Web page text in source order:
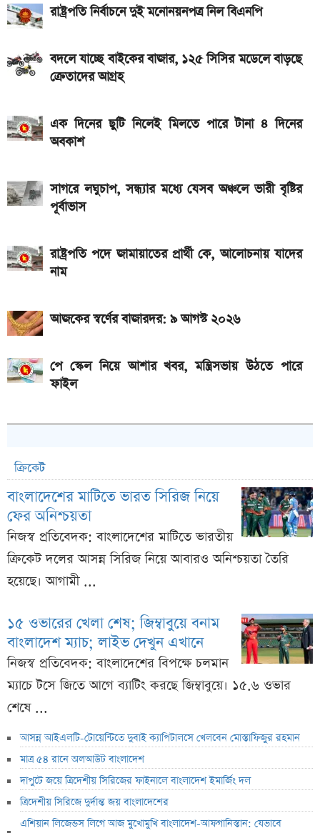
iQOO Z11-এ থাকছে ৬.৮৩ ইঞ্চির কার্ভড AMOLED
ডিসপ্লে, থাকছে সরু ফ্রেম
৭৫০০mAh ব্যাটারি নিয়ে বাজারে এলো Redmi 17 5G
দেশের বাজারে আজ ১৮, ২১ ও ২২ ক্যারেট একভরি সোনার
রাষ্ট্রপতি নির্বাচনে দুই মনোনয়নপত্র নিল বিএনপি
বদলে যাচ্ছে বাইকের বাজার, ১২৫ সিসির মডেলে বাড়ছে
ক্রেতাদের আগ্রহ
এক দিনের ছুটি নিলেই মিলতে পারে টানা ৪ দিনের
অবকাশ
সাগরে লঘুচাপ, সন্ধ্যার মধ্যে যেসব অঞ্চলে ভারী বৃষ্টির
পূর্বাভাস
রাষ্ট্রপতি পদে জামায়াতের প্রার্থী কে, আলোচনায় যাদের
নাম
আজকের স্বর্ণের বাজারদর: ৯ আগস্ট ২০২৬
পে স্কেল নিয়ে আশার খবর, মন্ত্রিসভায় উঠতে পারে
ফাইল
ক্রিকেট
বাংলাদেশের মাটিতে ভারত সিরিজ নিয়ে
ফের অনিশ্চয়তা
নিজস্ব প্রতিবেদক: বাংলাদেশের মাটিতে ভারতীয়
ক্রিকেট দলের আসন্ন সিরিজ নিয়ে আবারও অনিশ্চয়তা তৈরি
হয়েছে। আগামী ...
১৫ ওভারের খেলা শেষ; জিম্বাবুয়ে বনাম
বাংলাদেশ ম্যাচ; লাইভ দেখুন এখানে
নিজস্ব প্রতিবেদক: বাংলাদেশের বিপক্ষে চলমান
ম্যাচে টসে জিতে আগে ব্যাটিং করছে জিম্বাবুয়ে। ১৫.৬ ওভার
শেষে ...
আসন্ন আইএলটি-টোয়েন্টিতে দুবাই ক্যাপিটালসে খেলবেন মোস্তাফিজুর রহমান
মাত্র ৫৪ রানে অলআউট বাংলাদেশ
দাপুটে জয়ে ত্রিদেশীয় সিরিজের ফাইনালে বাংলাদেশ ইমার্জিং দল
ত্রিদেশীয় সিরিজে দুর্দান্ত জয় বাংলাদেশের
এশিয়ান লিজেন্ডস লিগে আজ মুখোমুখি বাংলাদেশ-আফগানিস্তান: যেভাবে